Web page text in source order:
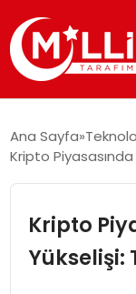
ÖZEL SAYFALAR
TEKNOLOJI
EKONOMI
Ana Sayfa
Kripto Piyasasında
Kripto
Yükselişi: